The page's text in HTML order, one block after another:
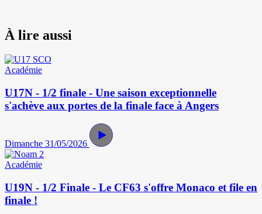
À lire aussi
Académie
U17N - 1/2 finale - Une saison exceptionnelle
s'achève aux portes de la finale face à Angers
Dimanche 31/05/2026
Académie
U19N - 1/2 Finale - Le CF63 s'offre Monaco et file en
finale !